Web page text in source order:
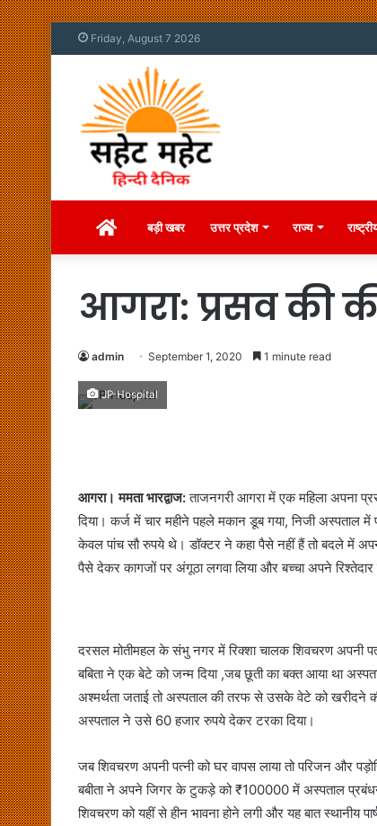
Friday, August 7 2026
Homeबड़ी खबर उत्तर प्रदेश राज्य
आगरा: प्रसव की
admin September 1, 2020 1 minute read
JP-Hospital
आगरा। ममता भारद्वाज:ताजनगरी आगरा में एक महिला अपना
दिया। कर्ज में चार महीने पहले मकान डूब गया, निजी अस्पताल
केवल पांच सौ रुपये थे। डॉक्टर ने कहा पैसे नहीं हैं तो बदले में
पैसे देकर कागजों पर अंगूठा लगवा लिया और बच्चा अपने रिश्तेदार
दरसल मोतीमहल के संभु नगर में रिक्शा चालक शिवचरण अपनी
बबिता ने एक बेटे को जन्म दिया ,जब छूती का बक्त आया था
अश्मर्थता जताई तो अस्पताल की तरफ से उसके वेटे को खरीदने
अस्पताल ने उसे 60 हजार रुपये देकर टरका दिया।
जब शिवचरण अपनी पत्नी को घर वापस लाया तो परिजन और
बबीता ने अपने जिगर के टुकड़े को ₹100000 में अस्पताल प्रबंधन
शिवचरण को यहीं से हीन भावना होने लगी और यह बात स्थानीय